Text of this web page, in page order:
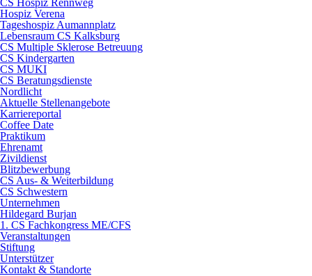
Hospiz Verena
Tageshospiz Aumannplatz
Lebensraum CS Kalksburg
CS Multiple Sklerose Betreuung
CS Kindergarten
CS MUKI
CS Beratungsdienste
Nordlicht
Aktuelle Stellenangebote
Karriereportal
Coffee Date
Praktikum
Ehrenamt
Zivildienst
Blitzbewerbung
CS Aus- & Weiterbildung
CS Schwestern
Unternehmen
Hildegard Burjan
1. CS Fachkongress ME/CFS
Veranstaltungen
Stiftung
Unterstützer
Kontakt & Standorte